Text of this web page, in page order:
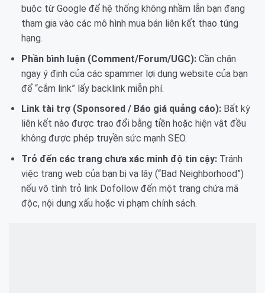
buộc từ Google để hệ thống không nhầm lẫn bạn đang
tham gia vào các mô hình mua bán liên kết thao túng
hạng.
Phần bình luận (Comment/Forum/UGC):Cần chặn
ngay ý định của các spammer lợi dụng website của bạn
để “cắm link” lấy backlink miễn phí.
Link tài trợ (Sponsored / Báo giá quảng cáo):Bất kỳ
liên kết nào được trao đổi bằng tiền hoặc hiện vật đều
không được phép truyền sức mạnh SEO.
Trỏ đến các trang chưa xác minh độ tin cậy:Tránh
việc trang web của bạn bị vạ lây (“Bad Neighborhood”)
nếu vô tình trỏ link Dofollow đến một trang chứa mã
độc, nội dung xấu hoặc vi phạm chính sách.